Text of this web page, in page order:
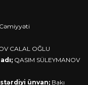
CALAL OĞLU
QASIM SÜLEYMANOV
ünvan; Bakı